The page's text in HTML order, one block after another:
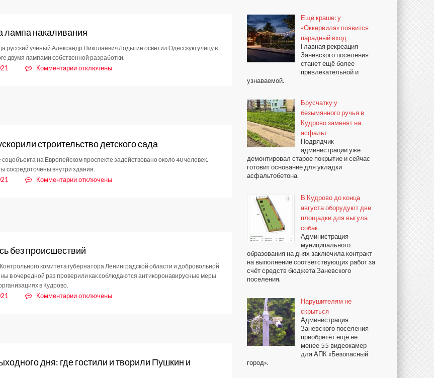
лампа накаливания
русский ученый Александр Николаевич Лодыгин осветил Одесскую улицу в
двумя лампами собственной разработки.
Комментариикотключены
строительство детского сада
соцобъекта на Европейском проспекте задействовано около 40 человек.
сосредоточены внутри здания.
Комментариик
сада
отключены
без происшествий
комитета губернатора Ленинградской области и добровольной
в очередной раз проверили как соблюдаются антикоронавирусные меры
в Кудрово.
Комментариикотключены
дня: где гостили и творили Пушкин и
Ещё краше: у
«Оккервиля» появится
парадный вход
Главная рекреация
Заневского поселения
станет ещё более
привлекательной и
узнаваемой.
Брусчатку у
безымянного ручья в
Кудрово заменят на
асфальт
Подрядчик
администрации уже
демонтировал старое покрытие и сейчас
готовит основание для укладки
асфальтобетона.
В Кудрово до конца
августа оборудуют две
площадки для выгула
собак
Администрация
муниципального
образования на днях заключила контракт
на выполнение соответствующих работ за
счёт средств бюджета Заневского
поселения.
Нарушителям не
скрыться
Администрация
Заневского поселения
приобретёт ещё не
менее 55 видеокамер
для АПК «Безопасный
город».